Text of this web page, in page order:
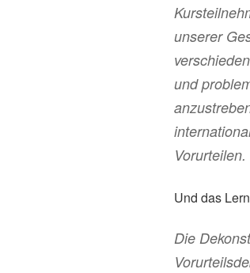
unserer
und
Vorurteilen.
Und das
Die